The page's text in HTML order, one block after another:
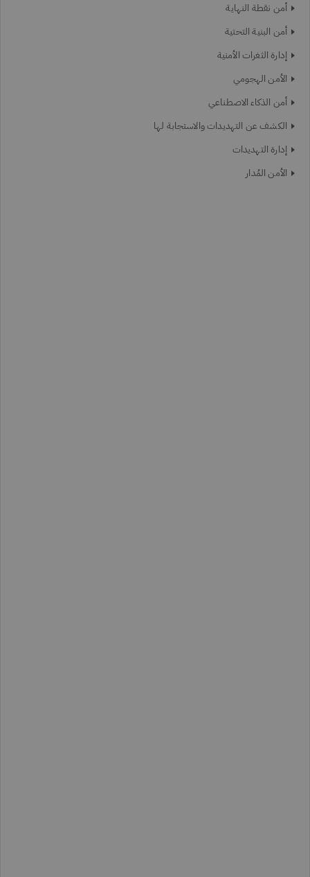
أمن نقطة النهاية
أمن البنية التحتية
إدارة الثغرات الأمنية
الأمن الهجومي
أمن الذكاء الاصطناعي
الكشف عن التهديدات والاستجابة لها
إدارة التهديدات
الأمن المُدار